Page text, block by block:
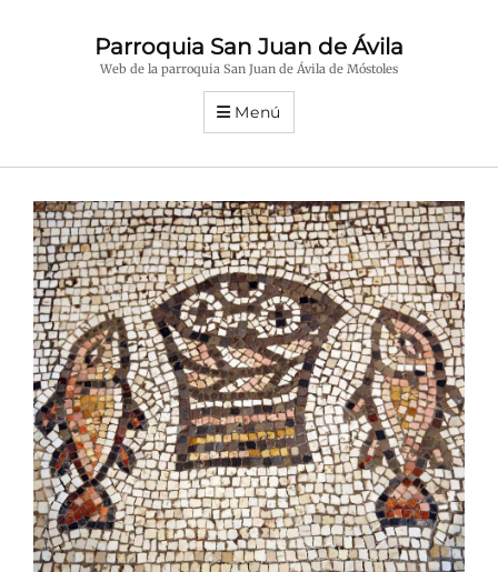
Parroquia San Juan de Ávila
Web de la parroquia San Juan de Ávila de Móstoles
Menú